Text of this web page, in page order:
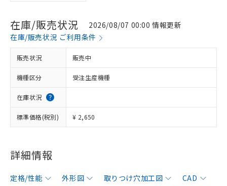
在庫/販売状況
2026/08/07 00:00 情報更新
在庫/販売状況 ご利用条件
販売状況 販売中
機種区分 受注生産機種
在庫状況
標準価格(税別) ¥ 2,650
詳細情報
定格/性能 外形図 取りつけ穴加工図
CAD